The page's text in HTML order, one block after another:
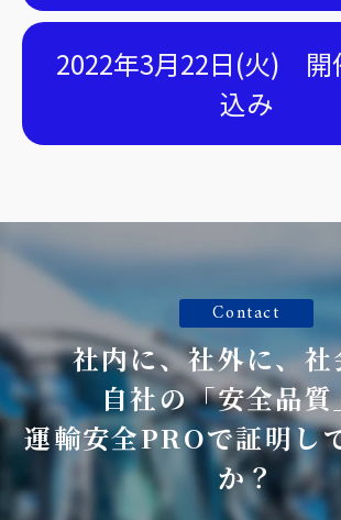
2022年3月22日(火) 開
込み
Contact
社内に、社外に、社
自社の「安全品質
運輸安全PROで証明し
か？